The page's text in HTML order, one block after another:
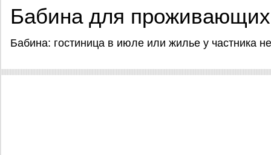
Бабина для проживающих
Бабина: гостиница в июле или жилье у частника